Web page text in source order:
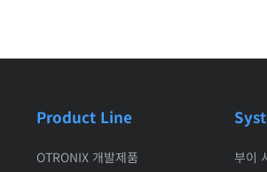
Product Line
OTRONIX 개발제품 부이